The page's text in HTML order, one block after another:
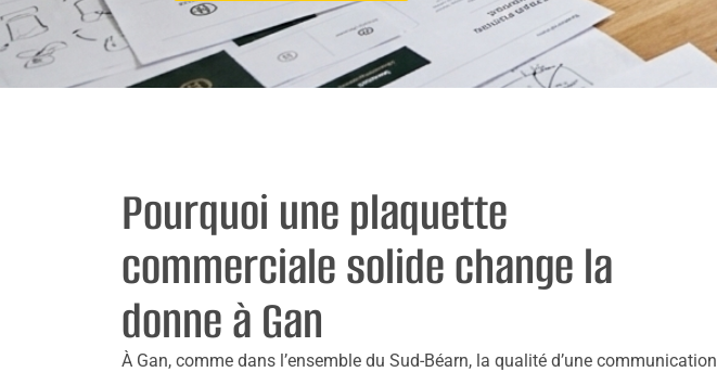
Pourquoi une plaquette
commerciale solide change la
donne à Gan
À Gan, comme dans l’ensemble du Sud-Béarn, la qualité d’une communication